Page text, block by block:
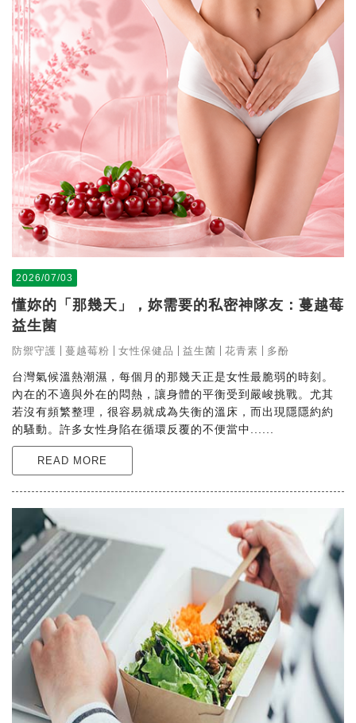
2026/07/03
懂妳的「那幾天」，妳需要的私密神隊友：蔓越莓
益生菌
防禦守護 蔓越莓粉 女性保健品 益生菌 花青素 多酚
台灣氣候溫熱潮濕，每個月的那幾天正是女性最脆弱的時刻。
內在的不適與外在的悶熱，讓身體的平衡受到嚴峻挑戰。尤其
若沒有頻繁整理，很容易就成為失衡的溫床，而出現隱隱約約
的騷動。許多女性身陷在循環反覆的不便當中......
READ MORE